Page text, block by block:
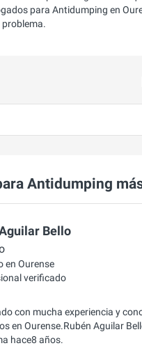
para Antidumping en
Antidumping
Bello
en Ourense
verificado
con mucha experiencia y
en Ourense.Rubén Aguilar
hace8 años.